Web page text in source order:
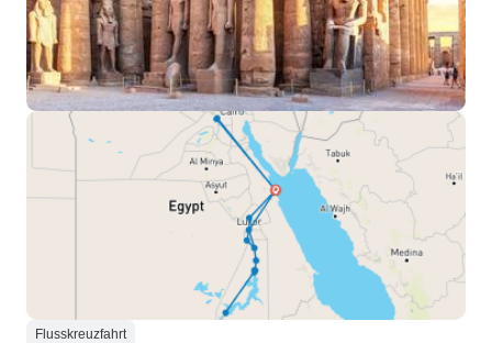
Flusskreuzfahrt